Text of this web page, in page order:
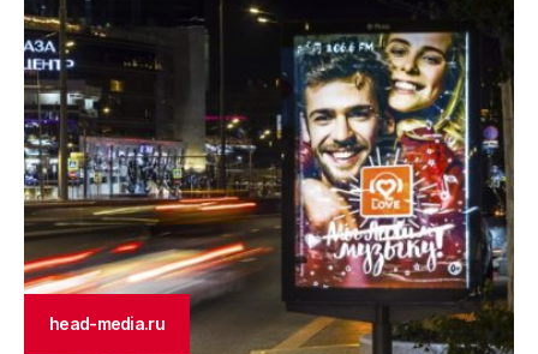
head-media.ru